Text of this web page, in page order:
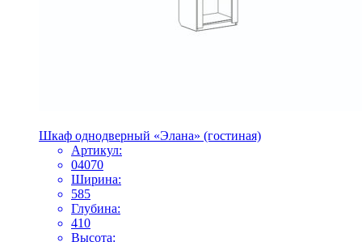
Шкаф однодверный «Элана» (гостиная)
Артикул:
04070
Ширина:
585
Глубина:
410
Высота: